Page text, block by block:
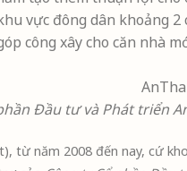
vực đông dân khoảng
công xây cho căn nhà
Đầu tư và Phát triển
từ năm 2008 đến nay, cứ